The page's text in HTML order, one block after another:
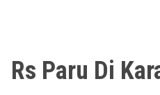
Rs Paru Di